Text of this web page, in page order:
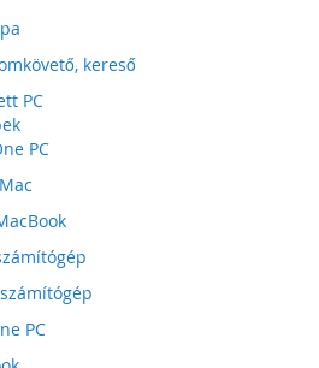
kereső
PC
PC
PC